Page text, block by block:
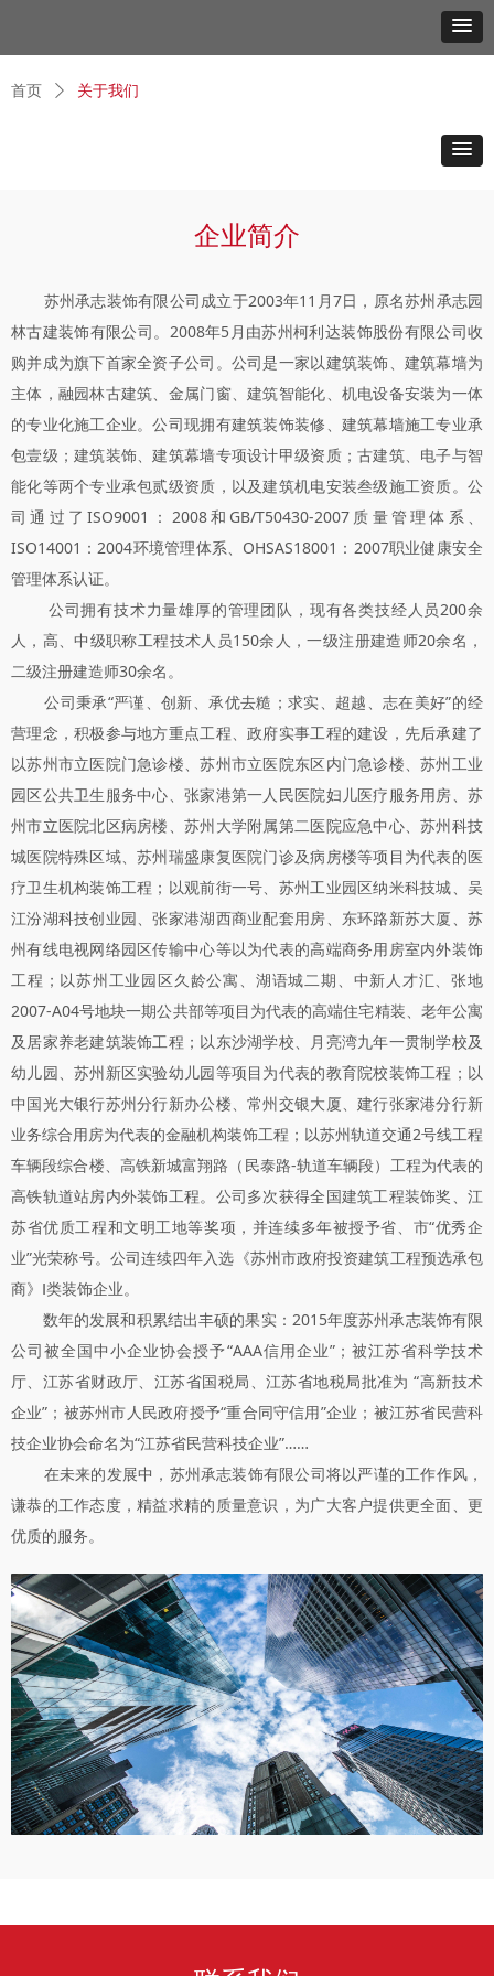
首页 ꄲ 关于我们
苏州承志装饰有限公司成立于2003年11月7日，原名苏州承志园
林古建装饰有限公司。2008年5月由苏州柯利达装饰股份有限公司收
购并成为旗下首家全资子公司。公司是一家以建筑装饰、建筑幕墙为
主体，融园林古建筑、金属门窗、建筑智能化、机电设备安装为一体
的专业化施工企业。公司现拥有建筑装饰装修、建筑幕墙施工专业承
包壹级；建筑装饰、建筑幕墙专项设计甲级资质；古建筑、电子与智
能化等两个专业承包贰级资质，以及建筑机电安装叁级施工资质。公
司通过了ISO9001：2008和GB/T50430-2007质量管理体系、
ISO14001：2004环境管理体系、OHSAS18001：2007职业健康安全
管理体系认证。
公司拥有技术力量雄厚的管理团队，现有各类技经人员200余
人，高、中级职称工程技术人员150余人，一级注册建造师20余名，
二级注册建造师30余名。
公司秉承“严谨、创新、承优去糙；求实、超越、志在美好”的经
营理念，积极参与地方重点工程、政府实事工程的建设，先后承建了
以苏州市立医院门急诊楼、苏州市立医院东区内门急诊楼、苏州工业
园区公共卫生服务中心、张家港第一人民医院妇儿医疗服务用房、苏
州市立医院北区病房楼、苏州大学附属第二医院应急中心、苏州科技
城医院特殊区域、苏州瑞盛康复医院门诊及病房楼等项目为代表的医
疗卫生机构装饰工程；以观前街一号、苏州工业园区纳米科技城、吴
江汾湖科技创业园、张家港湖西商业配套用房、东环路新苏大厦、苏
州有线电视网络园区传输中心等以为代表的高端商务用房室内外装饰
工程；以苏州工业园区久龄公寓、湖语城二期、中新人才汇、张地
2007-A04号地块一期公共部等项目为代表的高端住宅精装、老年公寓
及居家养老建筑装饰工程；以东沙湖学校、月亮湾九年一贯制学校及
幼儿园、苏州新区实验幼儿园等项目为代表的教育院校装饰工程；以
中国光大银行苏州分行新办公楼、常州交银大厦、建行张家港分行新
业务综合用房为代表的金融机构装饰工程；以苏州轨道交通2号线工程
车辆段综合楼、高铁新城富翔路（民泰路-轨道车辆段）工程为代表的
高铁轨道站房内外装饰工程。公司多次获得全国建筑工程装饰奖、江
苏省优质工程和文明工地等奖项，并连续多年被授予省、市“优秀企
业”光荣称号。公司连续四年入选《苏州市政府投资建筑工程预选承包
商》Ⅰ类装饰企业。
数年的发展和积累结出丰硕的果实：2015年度苏州承志装饰有限
公司被全国中小企业协会授予“AAA信用企业”；被江苏省科学技术
厅、江苏省财政厅、江苏省国税局、江苏省地税局批准为 “高新技术
企业”；被苏州市人民政府授予“重合同守信用”企业；被江苏省民营科
技企业协会命名为“江苏省民营科技企业”……
在未来的发展中，苏州承志装饰有限公司将以严谨的工作作风，
谦恭的工作态度，精益求精的质量意识，为广大客户提供更全面、更
优质的服务。
企业简介